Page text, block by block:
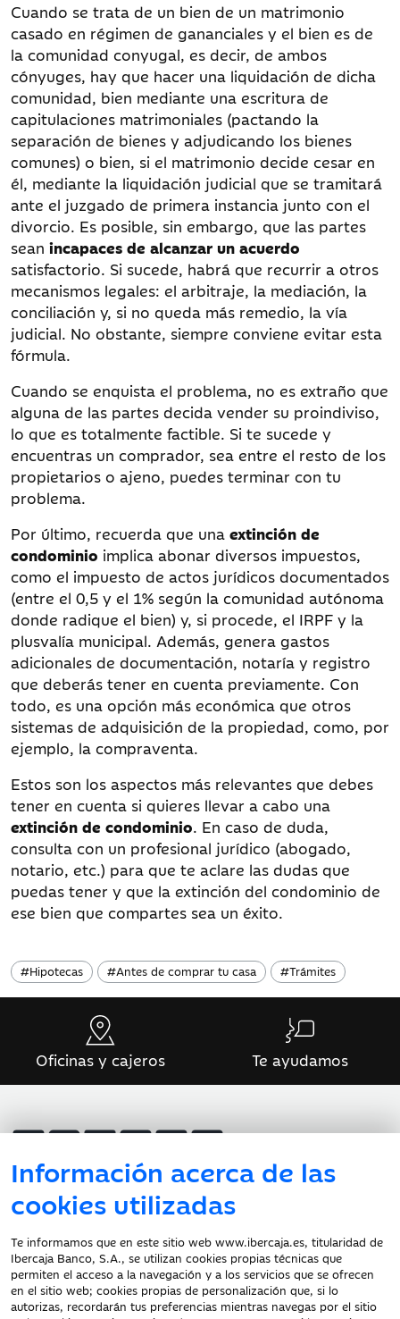
Cuando se trata de un bien de un matrimonio
casado en régimen de gananciales y el bien es de
la comunidad conyugal, es decir, de ambos
cónyuges, hay que hacer una liquidación de dicha
comunidad, bien mediante una escritura de
capitulaciones matrimoniales (pactando la
separación de bienes y adjudicando los bienes
comunes) o bien, si el matrimonio decide cesar en
él, mediante la liquidación judicial que se tramitará
ante el juzgado de primera instancia junto con el
divorcio. Es posible, sin embargo, que las partes
sean incapaces de alcanzar un acuerdo
satisfactorio. Si sucede, habrá que recurrir a otros
mecanismos legales: el arbitraje, la mediación, la
conciliación y, si no queda más remedio, la vía
judicial. No obstante, siempre conviene evitar esta
fórmula.
Cuando se enquista el problema, no es extraño que
alguna de las partes decida vender su proindiviso,
lo que es totalmente factible. Si te sucede y
encuentras un comprador, sea entre el resto de los
propietarios o ajeno, puedes terminar con tu
problema.
Por último, recuerda que una extinción de
condominio implica abonar diversos impuestos,
como el impuesto de actos jurídicos documentados
(entre el 0,5 y el 1% según la comunidad autónoma
donde radique el bien) y, si procede, el IRPF y la
plusvalía municipal. Además, genera gastos
adicionales de documentación, notaría y registro
que deberás tener en cuenta previamente. Con
todo, es una opción más económica que otros
sistemas de adquisición de la propiedad, como, por
ejemplo, la compraventa.
Estos son los aspectos más relevantes que debes
tener en cuenta si quieres llevar a cabo una
extinción de condominio. En caso de duda,
consulta con un profesional jurídico (abogado,
notario, etc.) para que te aclare las dudas que
puedas tener y que la extinción del condominio de
ese bien que compartes sea un éxito.
Hipotecas
# Antes de comprar tu casa
# Trámites
#
Información acerca de las
cookies utilizadas
Te informamos que en este sitio web www.ibercaja.es, titularidad de
Ibercaja Banco, S.A., se utilizan cookies propias técnicas que
permiten el acceso a la navegación y a los servicios que se ofrecen
en el sitio web; cookies propias de personalización que, si lo
autorizas, recordarán tus preferencias mientras navegas por el sitio
Oficinas y cajeros Te ayudamos
Atención al cliente
Documentación a clientes
Aviso Legal